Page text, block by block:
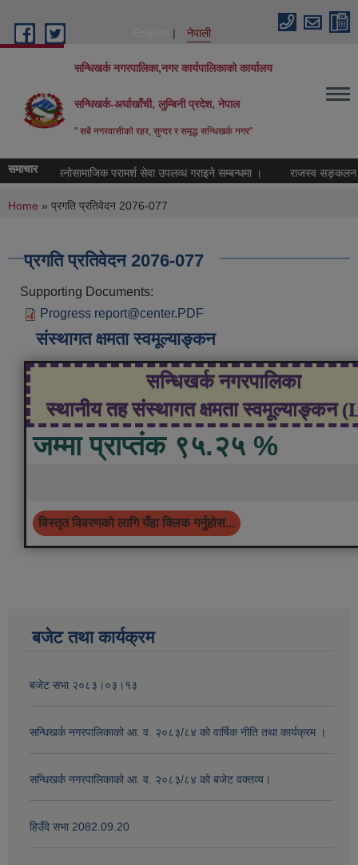
नेपाली
सन्धिखर्क नगरपालिका,नगर कार्यपालिकाको कार्यालय
सन्धिखर्क-अर्घाखाँची, लुम्बिनी प्रदेश, नेपाल
" सबै नगरवासीकाे रहर, सुन्दर र समृद्ध सन्धिखर्क नगर"
समाचार
नि:शुल्क मनोसामाजिक परामर्श सेवा उपलव्ध गराइने सम्बन्धमा । राजस्व सङ्कलन
You are here
Home » प्रगति प्रतिवेदन 2076-077
प्रगति प्रतिवेदन 2076-077
Supporting Documents:
Progress report@center.PDF
संस्थागत क्षमता स्वमूल्याङ्कन
सन्धिखर्क नगरपालिका
स्थानीय तह संस्थागत क्षमता स्वमूल्याङ्कन
जम्मा प्राप्तंक ९५.२५ %
विस्तृत विवरणको लागि यँहा क्लिक गर्नुहोस...
बजेट तथा कार्यक्रम
बजेट सभा २०८३।०३।१३
सन्धिखर्क नगरपालिकाको आ. व. २०८३/८४ काे वार्षिक नीति तथा कार्यक्रम ।
सन्धिखर्क नगरपालिकाको आ. व. २०८३/८४ काे बजेट वक्तव्य।
हिउँदे सभा 2082.09.20